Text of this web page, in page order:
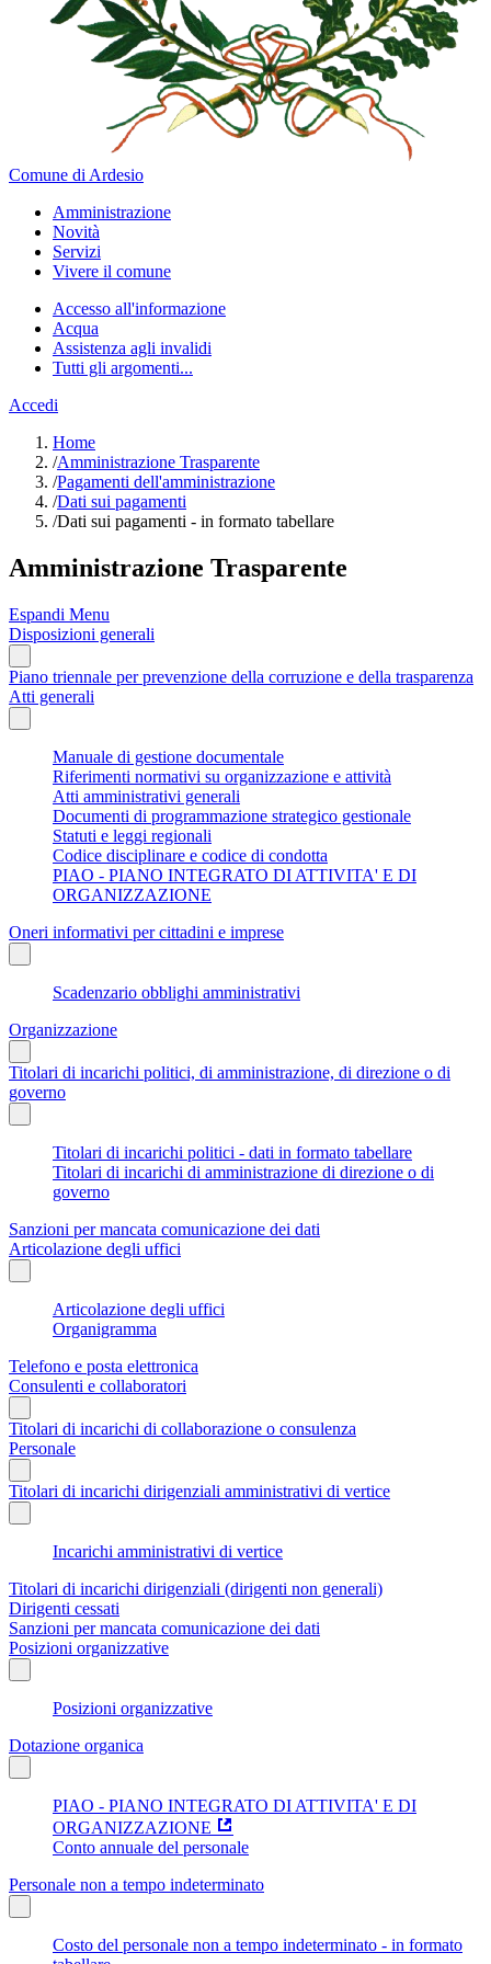
Comune di Ardesio
Amministrazione
Novità
Servizi
Vivere il comune
Accesso all'informazione
Acqua
Assistenza agli invalidi
Tutti gli argomenti...
Accedi
Home
/Amministrazione Trasparente
/Pagamenti dell'amministrazione
/Dati sui pagamenti
/Dati sui pagamenti - in formato tabellare
Amministrazione Trasparente
Espandi Menu
Disposizioni generali
Piano triennale per prevenzione della corruzione e della trasparenza
Atti generali
Manuale di gestione documentale
Riferimenti normativi su organizzazione e attività
Atti amministrativi generali
Documenti di programmazione strategico gestionale
Statuti e leggi regionali
Codice disciplinare e codice di condotta
PIAO - PIANO INTEGRATO DI ATTIVITA' E DI
ORGANIZZAZIONE
Oneri informativi per cittadini e imprese
Scadenzario obblighi amministrativi
Organizzazione
Titolari di incarichi politici, di amministrazione, di direzione o di
governo
Titolari di incarichi politici - dati in formato tabellare
Titolari di incarichi di amministrazione di direzione o di
governo
Sanzioni per mancata comunicazione dei dati
Articolazione degli uffici
Articolazione degli uffici
Organigramma
Telefono e posta elettronica
Consulenti e collaboratori
Titolari di incarichi di collaborazione o consulenza
Personale
Titolari di incarichi dirigenziali amministrativi di vertice
Incarichi amministrativi di vertice
Titolari di incarichi dirigenziali (dirigenti non generali)
Dirigenti cessati
Sanzioni per mancata comunicazione dei dati
Posizioni organizzative
Posizioni organizzative
Dotazione organica
PIAO - PIANO INTEGRATO DI ATTIVITA' E DI
ORGANIZZAZIONE
Conto annuale del personale
Personale non a tempo indeterminato
Costo del personale non a tempo indeterminato - in formato